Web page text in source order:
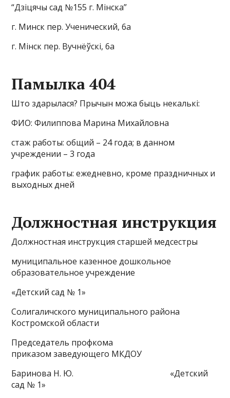
“Дзіцячы сад №155 г. Мінска”
г. Минск пер. Ученический, 6а
г. Мiнск пер. Вучнёўскі, 6а
Памылка 404
Што здарылася? Прычын можа быць некалькi:
ФИО: Филиппова Марина Михайловна
стаж работы: общий – 24 года; в данном
учреждении – 3 года
график работы: ежедневно, кроме праздничных и
выходных дней
Должностная инструкция
Должностная инструкция старшей медсестры
муниципальное казенное дошкольное
образовательное учреждение
«Детский сад № 1»
Солигаличского муниципального района
Костромской области
Председатель профкома
приказом заведующего МКДОУ
Баринова Н. Ю. «Детский
сад № 1»